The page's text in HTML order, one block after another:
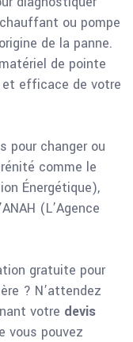
ou pompe
de la panne.
de pointe
et efficace de votre
pour changer ou
comme le
Énergétique),
(L’Agence
gratuite pour
? N’attendez
votre devis
vous pouvez